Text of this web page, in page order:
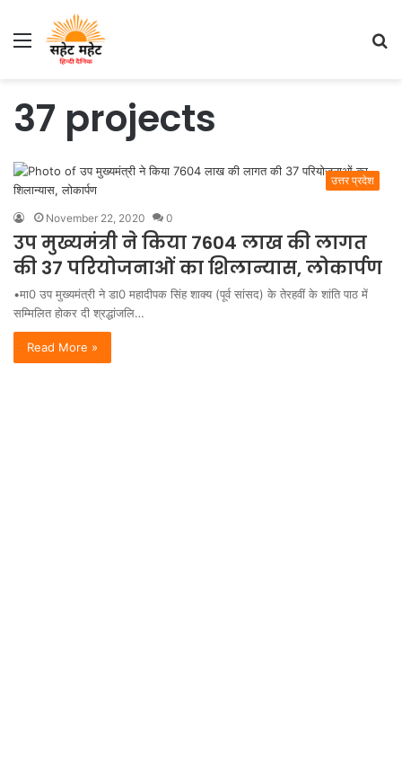
Menu
37 projects
उत्तर प्रदेश
November 22, 2020 0
उप मुख्यमंत्री ने किया 7604 लाख की लागत
की 37 परियोजनाओं का शिलान्यास, लोकार्पण
•मा0 उप मुख्यमंत्री ने डा0 महादीपक सिंह शाक्य (पूर्व सांसद) के तेरहवीं के शांति पाठ में
सम्मिलित होकर दी श्रद्धांजलि…
Read More »